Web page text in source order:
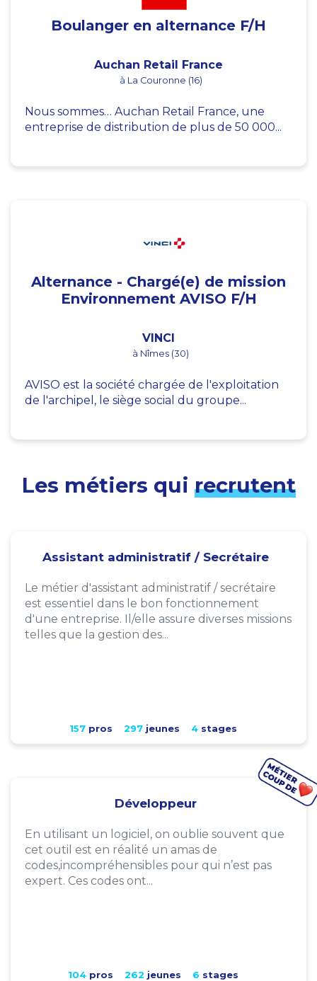
Boulanger en alternance F/H
Auchan Retail France
à La Couronne (16)
Nous sommes… Auchan Retail France, une
entreprise de distribution de plus de 50 000...
Alternance - Chargé(e) de mission
Environnement AVISO F/H
VINCI
à Nîmes (30)
AVISO est la société chargée de l'exploitation
de l'archipel, le siège social du groupe...
Les métiers qui recrutent
Assistant administratif / Secrétaire
Le métier d'assistant administratif / secrétaire
est essentiel dans le bon fonctionnement
d'une entreprise. Il/elle assure diverses missions
telles que la gestion des...
157pros 297jeunes 4stages
Développeur
En utilisant un logiciel, on oublie souvent que
cet outil est en réalité un amas de
codes,incompréhensibles pour qui n’est pas
expert. Ces codes ont...
104pros 262 jeunes 6 stages